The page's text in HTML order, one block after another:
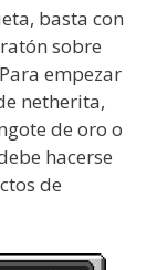
basta con
sobre
empezar
netherita,
de oro o
hacerse
de